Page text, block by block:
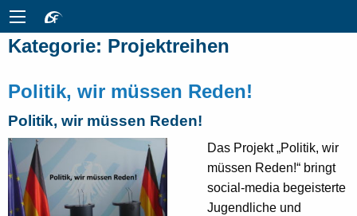
Kategorie: Projektreihen
Politik, wir müssen Reden!
Politik, wir müssen Reden!
Das Projekt „Politik, wir
müssen Reden!“ bringt
social-media begeisterte
Jugendliche und